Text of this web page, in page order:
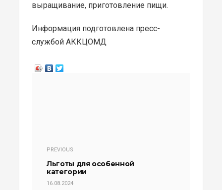
выращивание, приготовление пищи.
Информация подготовлена пресс-
службой АККЦОМД
PREVIOUS
Льготы для особенной
категории
16.08.2024